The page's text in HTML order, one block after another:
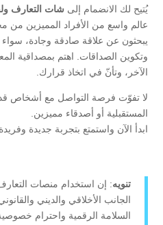
يُتيح لك الانضمام إلى شات التعارف
عالم واسع من الأفراد المميزين من
يبحثون عن علاقة صادقة وجادة،
وتكوين الصداقات. اهتم بمصداقية
الآخر، وتأنّ في اتخاذ قرارك.
لا تفوّت فرصة التواصل مع أشخاص
المستقبلية أو أصدقاء مميزين.
ابدأ الآن واستمتع بتجربة جديدة
تنويه: إن استخدام منصات
الجانب الأخلاقي والديني
السلامة الرقمية واحترام